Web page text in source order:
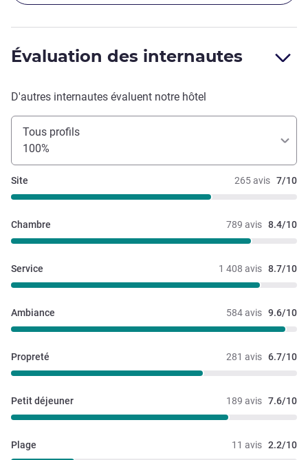
Évaluation des internautes
D'autres internautes évaluent notre hôtel
Tous profils
100%
265 avis 7/10
Site
789 avis 8.4/10
Chambre
1 408 avis 8.7/10
Service
584 avis 9.6/10
Ambiance
281 avis 6.7/10
Propreté
189 avis 7.6/10
Petit déjeuner
11 avis 2.2/10
Plage